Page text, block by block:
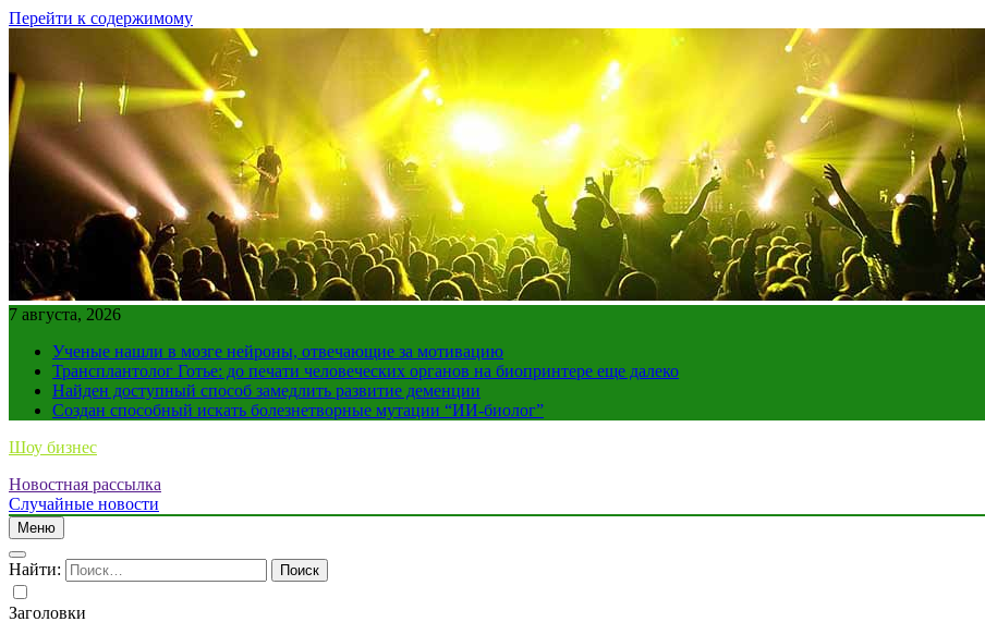
Перейти к содержимому
7 августа, 2026
Ученые нашли в мозге нейроны, отвечающие за мотивацию
Трансплантолог Готье: до печати человеческих органов на биопринтере еще далеко
Найден доступный способ замедлить развитие деменции
Создан способный искать болезнетворные мутации “ИИ-биолог”
Шоу бизнес
Новостная рассылка
Случайные новости
Меню
Найти:
Заголовки